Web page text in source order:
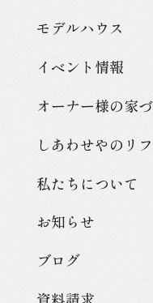
モデルハウス
イベント情報
オーナー様の家
しあわせやのリ
私たちについて
お知らせ
ブログ